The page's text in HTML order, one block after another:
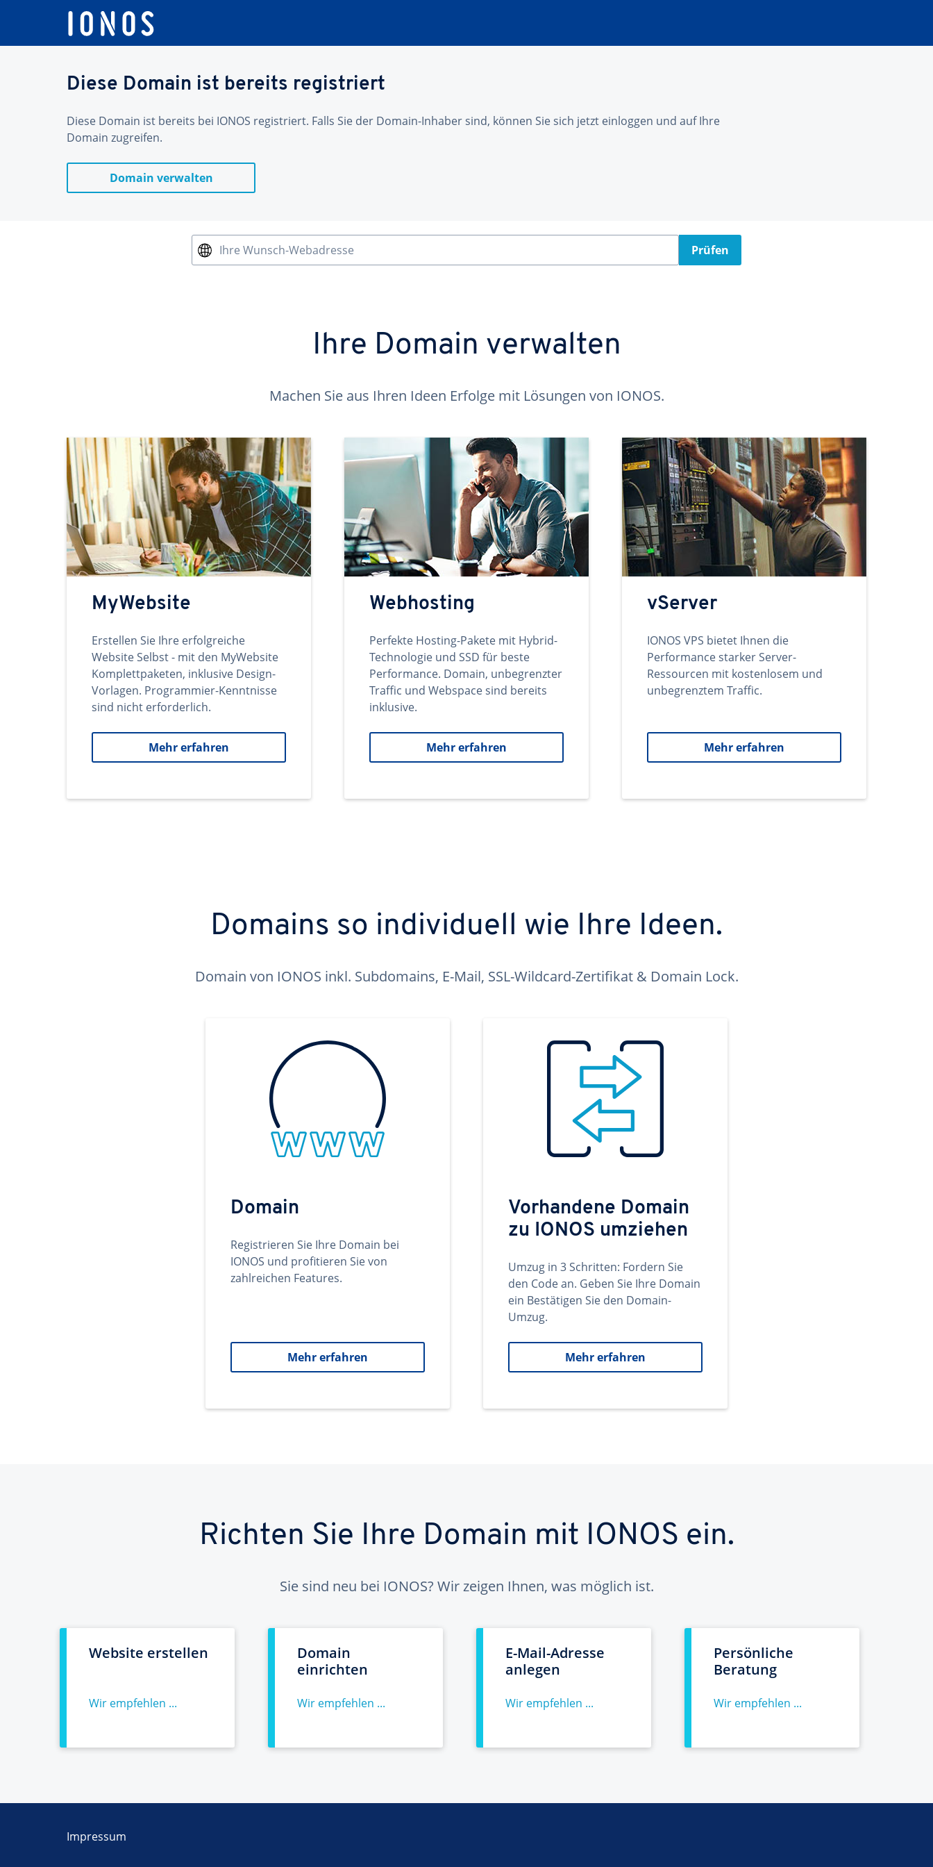
Diese Domain ist bereits registriert
Diese Domain ist bereits bei IONOS registriert. Falls Sie der Domain-Inhaber sind, können Sie sich jetzt einloggen und auf Ihre
Domain zugreifen.
Domain verwalten
Ihre Wunsch-Webadresse Prüfen
Ihre Domain verwalten
Machen Sie aus Ihren Ideen Erfolge mit Lösungen von IONOS.
MyWebsite
Erstellen Sie Ihre erfolgreiche
Website Selbst - mit den MyWebsite
Komplettpaketen, inklusive Design-
Vorlagen. Programmier-Kenntnisse
sind nicht erforderlich.
Mehr erfahren
Webhosting
Perfekte Hosting-Pakete mit Hybrid-
Technologie und SSD für beste
Performance. Domain, unbegrenzter
Traffic und Webspace sind bereits
inklusive.
Mehr erfahren
vServer
IONOS VPS bietet Ihnen die
Performance starker Server-
Ressourcen mit kostenlosem und
unbegrenztem Traffic.
Mehr erfahren
Domains so individuell wie Ihre Ideen.
Domain von IONOS inkl. Subdomains, E-Mail, SSL-Wildcard-Zertifikat & Domain Lock.
Domain
Registrieren Sie Ihre Domain bei
IONOS und profitieren Sie von
zahlreichen Features.
Mehr erfahren
Vorhandene Domain
zu IONOS umziehen
Umzug in 3 Schritten: Fordern Sie
den Code an. Geben Sie Ihre Domain
ein Bestätigen Sie den Domain-
Umzug.
Mehr erfahren
Richten Sie Ihre Domain mit IONOS ein.
Sie sind neu bei IONOS? Wir zeigen Ihnen, was möglich ist.
Website erstellen
Wir empfehlen ...
Domain
einrichten
Wir empfehlen ...
E-Mail-Adresse
anlegen
Wir empfehlen ...
Persönliche
Beratung
Wir empfehlen ...
Impressum